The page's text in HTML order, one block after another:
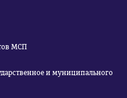
МСП
и муниципального